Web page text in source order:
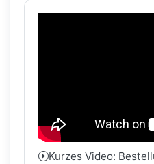
Kurzes Video: